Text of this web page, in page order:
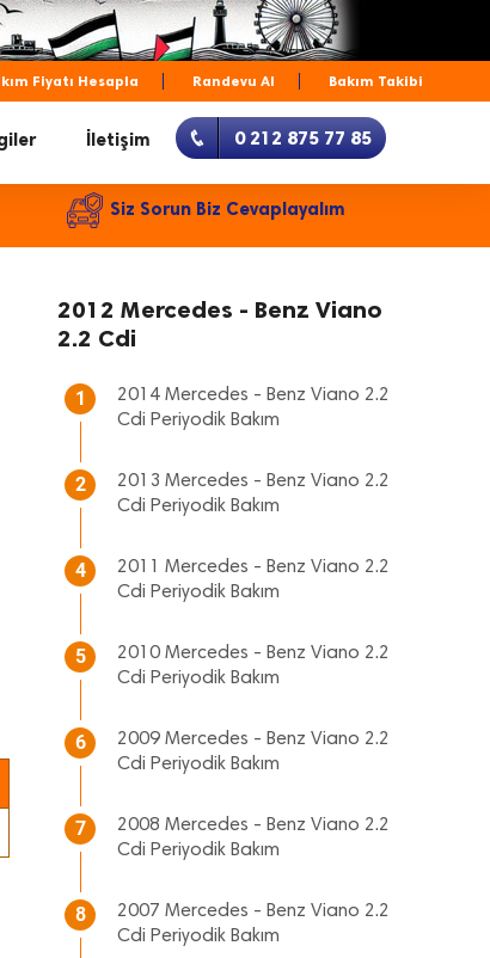
Fiyatı Hesapla Randevu Al Bakım Takibi
İletişim 0 212 875 77 85
Siz Sorun Biz Cevaplayalım
2012 Mercedes - Benz Viano
2.2 Cdi
1
2014 Mercedes - Benz Viano 2.2
Cdi Periyodik Bakım
2
2013 Mercedes - Benz Viano 2.2
Cdi Periyodik Bakım
4
2011 Mercedes - Benz Viano 2.2
Cdi Periyodik Bakım
5
2010 Mercedes - Benz Viano 2.2
Cdi Periyodik Bakım
6
2009 Mercedes - Benz Viano 2.2
Cdi Periyodik Bakım
7
2008 Mercedes - Benz Viano 2.2
Cdi Periyodik Bakım
8
2007 Mercedes - Benz Viano 2.2
Cdi Periyodik Bakım